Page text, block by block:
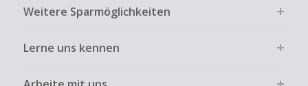
Weitere Sparmöglichkeiten
Lerne uns kennen